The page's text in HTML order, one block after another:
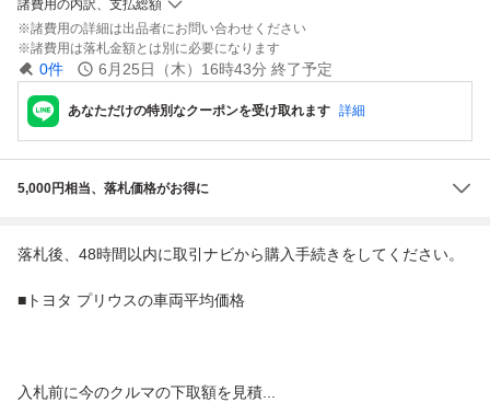
諸費用の内訳、支払総額
諸費用の詳細は出品者にお問い合わせください
諸費用は落札金額とは別に必要になります
0件 6月25日（木）16時43分 終了予定
あなただけの特別なクーポンを受け取れます 詳細
5,000円相当、落札価格がお得に
落札後、48時間以内に取引ナビから購入手続きをしてください。
■トヨタ プリウスの車両平均価格
入札前に今のクルマの下取額を見積...